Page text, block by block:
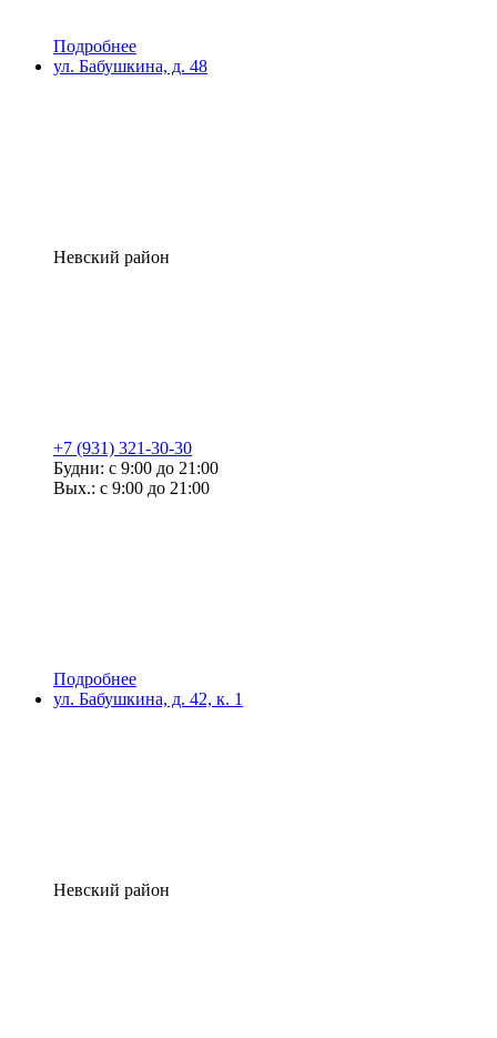
Подробнее
ул. Бабушкина, д. 48
Невский район
+7 (931) 321-30-30
Будни: с 9:00 до 21:00
Вых.: с 9:00 до 21:00
Подробнее
ул. Бабушкина, д. 42, к. 1
Невский район